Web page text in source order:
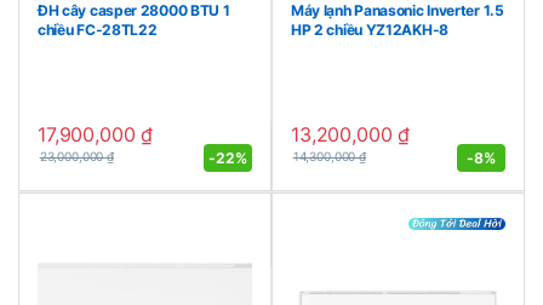
ĐH cây casper 28000 BTU 1
chiều FC-28TL22
17,900,000₫
23,000,000₫ -22%
Máy lạnh Panasonic Inverter 1.5
HP 2 chiều YZ12AKH-8
13,200,000₫
14,300,000₫ -8%